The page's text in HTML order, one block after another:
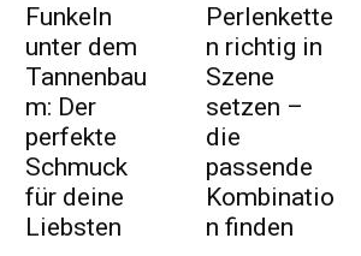
Funkeln
unter dem
Tannenbau
m: Der
perfekte
Schmuck
für deine
Liebsten
Perlenkette
n richtig in
Szene
setzen –
die
passende
Kombinatio
n finden